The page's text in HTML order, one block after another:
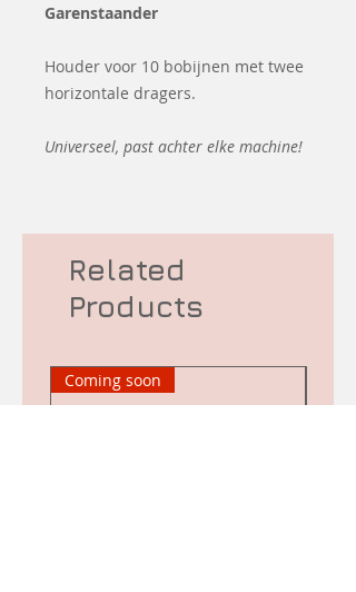
Garenstaander
Houder voor 10 bobijnen met twee
horizontale dragers.
Universeel, past achter elke machine!
Related
Products
Coming soon